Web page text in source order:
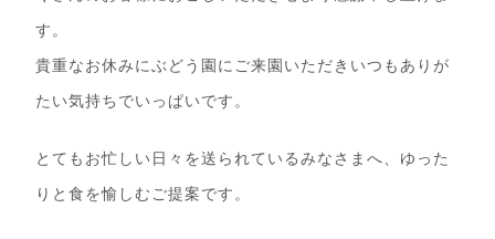
す。
貴重なお休みにぶどう園にご来園いただきいつもありが
たい気持ちでいっぱいです。
とてもお忙しい日々を送られているみなさまへ、ゆった
りと食を愉しむご提案です。